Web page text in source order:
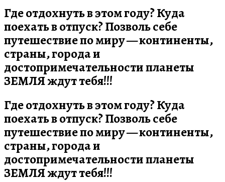
Где отдохнуть в этом году? Куда
поехать в отпуск? Позволь себе
путешествие по миру — континенты,
страны, города и
достопримечательности планеты
ЗЕМЛЯ ждут тебя!!!
Где отдохнуть в этом году? Куда
поехать в отпуск? Позволь себе
путешествие по миру — континенты,
страны, города и
достопримечательности планеты
ЗЕМЛЯ ждут тебя!!!